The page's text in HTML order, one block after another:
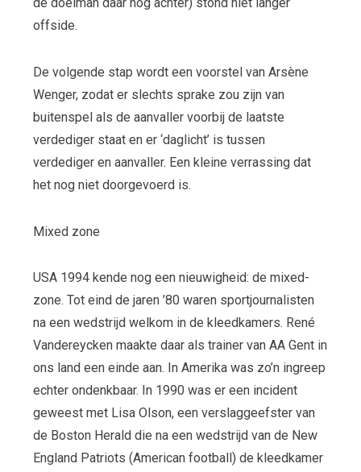
de doelman daar nog achter) stond niet langer
offside.
De volgende stap wordt een voorstel van Arsène
Wenger, zodat er slechts sprake zou zijn van
buitenspel als de aanvaller voorbij de laatste
verdediger staat en er ‘daglicht’ is tussen
verdediger en aanvaller. Een kleine verrassing dat
het nog niet doorgevoerd is.
Mixed zone
USA 1994 kende nog een nieuwigheid: de mixed-
zone. Tot eind de jaren ’80 waren sportjournalisten
na een wedstrijd welkom in de kleedkamers. René
Vandereycken maakte daar als trainer van AA Gent in
ons land een einde aan. In Amerika was zo’n ingreep
echter ondenkbaar. In 1990 was er een incident
geweest met Lisa Olson, een verslaggeefster van
de Boston Herald die na een wedstrijd van de New
England Patriots (American football) de kleedkamer